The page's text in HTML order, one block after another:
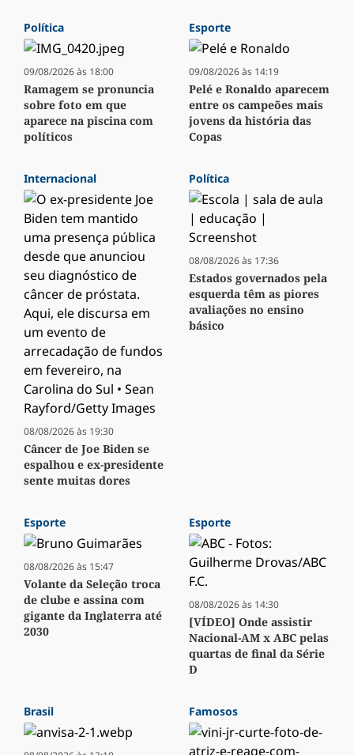
Política
09/08/2026 às 18:00
Ramagem se pronuncia
sobre foto em que
aparece na piscina com
políticos
Esporte
09/08/2026 às 14:19
Pelé e Ronaldo aparecem
entre os campeões mais
jovens da história das
Copas
Internacional
08/08/2026 às 19:30
Câncer de Joe Biden se
espalhou e ex-presidente
sente muitas dores
Política
08/08/2026 às 17:36
Estados governados pela
esquerda têm as piores
avaliações no ensino
básico
Esporte
08/08/2026 às 15:47
Volante da Seleção troca
de clube e assina com
gigante da Inglaterra até
2030
Esporte
08/08/2026 às 14:30
[VÍDEO] Onde assistir
Nacional-AM x ABC pelas
quartas de final da Série
D
Brasil Famosos